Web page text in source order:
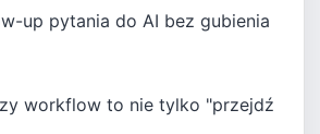
up pytania do AI bez gubienia
workflow to nie tylko "przejdź